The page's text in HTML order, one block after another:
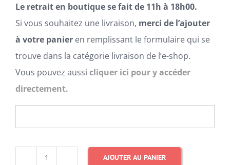
Le retrait en boutique se fait de 11h à 18h00.
Si vous souhaitez une livraison, merci de l’ajouter
à votre panier en remplissant le formulaire qui se
trouve dans la catégorie livraison de l’e-shop.
Vous pouvez aussi cliquer ici pour y accéder
directement.
AJOUTER AU PANIER